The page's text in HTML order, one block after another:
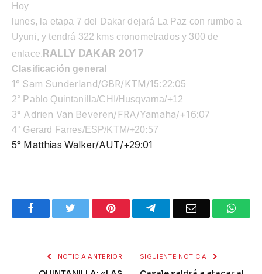
Hoy
lunes, la etapa 7 del Dakar dejará La Paz con rumbo a
Uyuni, y tendrá 322 kms cronometrados y 300 de
enlace.RALLY DAKAR 2017
Clasificación general
1° Sam Sunderland/GBR/KTM/15:22:05
2° Pablo Quintanilla/CHI/Husqvarna/+12
3° Adrien Van Beveren/FRA/Yamaha/+16:07
4° Gerard Farres/ESP/KTM/+20:57
5° Matthias Walker/AUT/+29:01
Facebook Pinterest TelegramEmail
NOTICIA ANTERIOR SIGUIENTE NOTICIA